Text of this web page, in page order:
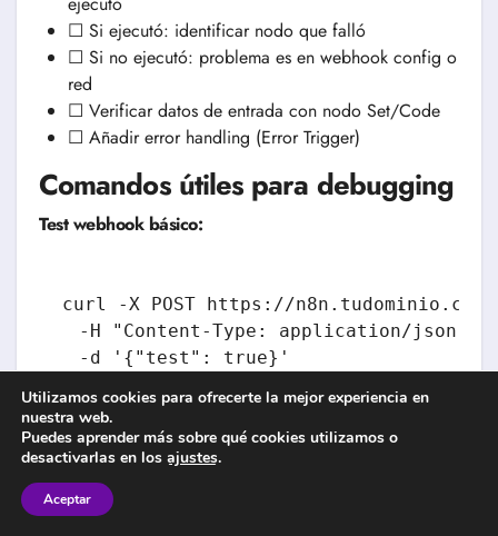
☐ Si ejecutó: identificar nodo que falló
☐ Si no ejecutó: problema es en webhook config o
red
☐ Verificar datos de entrada con nodo Set/Code
☐ Añadir error handling (Error Trigger)
Comandos útiles para debugging
Test webhook básico:
curl -X POST https://
  -H "Content-Type: application/json" \
Test con autenticación:
curl -X POST https://
Utilizamos cookies para ofrecerte la mejor experiencia en
nuestra web.
Puedes aprender más sobre qué cookies utilizamos o
desactivarlas en los ajustes.
Aceptar